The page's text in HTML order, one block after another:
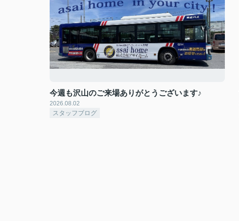
今週も沢山のご来場ありがとうございます♪
2026.08.02
スタッフブログ